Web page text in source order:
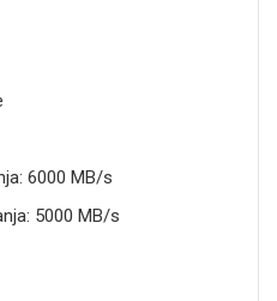
6000 MB/s
5000 MB/s